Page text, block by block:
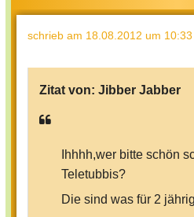
schrieb am 18.08.2012 um
Zitat von: Jibber Jabber
Ihhhh,wer bitte schön
Teletubbis?
Die sind was für 2